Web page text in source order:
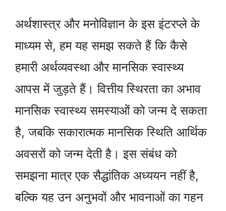
अर्थशास्त्र और मनोविज्ञान के इस इंटरप्ले के
माध्यम से, हम यह समझ सकते हैं कि कैसे
हमारी अर्थव्यवस्था और मानसिक स्वास्थ्य
आपस में जुड़ते हैं। वित्तीय स्थिरता का अभाव
मानसिक स्वास्थ्य समस्याओं को जन्म दे सकता
है, जबकि सकारात्मक मानसिक स्थिति आर्थिक
अवसरों को जन्म देती है। इस संबंध को
समझना मात्र एक सैद्धांतिक अध्ययन नहीं है,
बल्कि यह उन अनुभवों और भावनाओं का गहन